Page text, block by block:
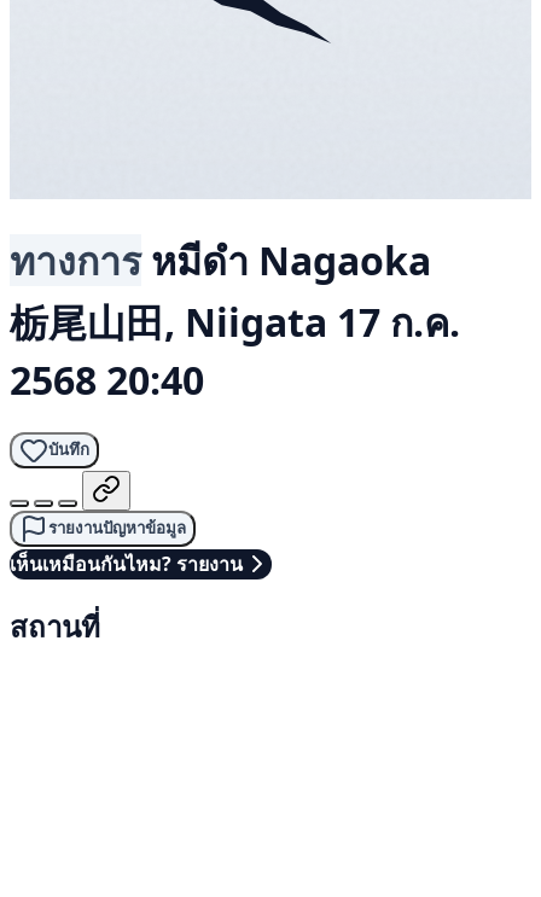
ทางการ หมีดำ Nagaoka
栃尾山田, Niigata 17 ก.ค.
2568 20:40
บันทึก
รายงานปัญหาข้อมูล
เห็นเหมือนกันไหม? รายงาน
สถานที่